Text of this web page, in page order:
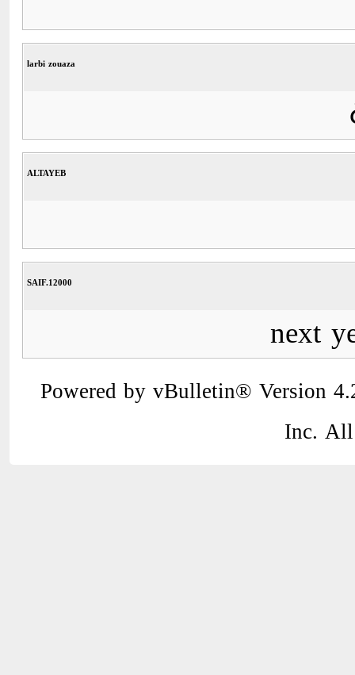
larbi zouaza
ALTAYEB
SAIF.12000
Powered by vBulletin® Version
Inc.